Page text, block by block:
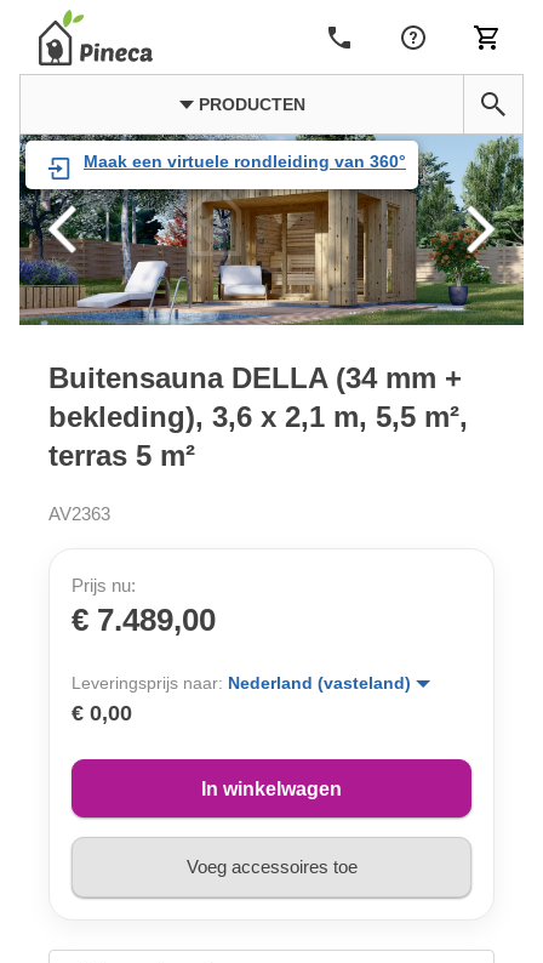
PRODUCTEN
Maak een virtuele rondleiding van 360°
Buitensauna DELLA (34 mm +
bekleding), 3,6 x 2,1 m, 5,5 m²,
terras 5 m²
AV2363
Prijs nu:
€ 7.489,00
Leveringsprijs naar: Nederland (vasteland)
€ 0,00
In winkelwagen
Voeg accessoires toe